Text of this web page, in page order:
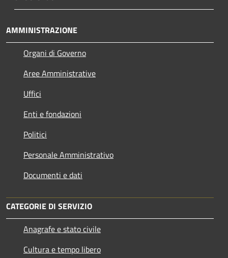
AMMINISTRAZIONE
Organi di Governo
Aree Amministrative
Uffici
Enti e fondazioni
Politici
Personale Amministrativo
Documenti e dati
CATEGORIE DI SERVIZIO
Anagrafe e stato civile
Cultura e tempo libero